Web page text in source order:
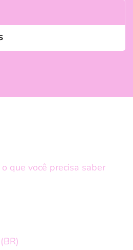
que você precisa saber